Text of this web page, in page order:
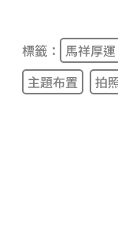
標籤： 馬祥厚運
主題布置
拍